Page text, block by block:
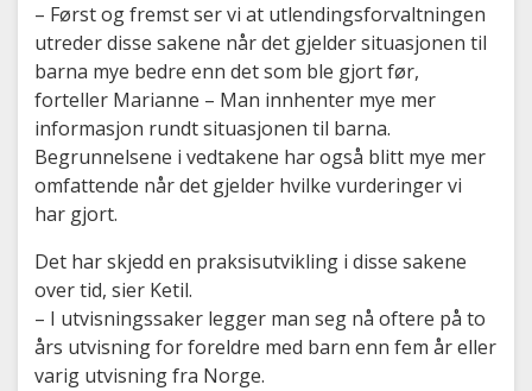
– Først og fremst ser vi at utlendingsforvaltningen
utreder disse sakene når det gjelder situasjonen til
barna mye bedre enn det som ble gjort før,
forteller Marianne – Man innhenter mye mer
informasjon rundt situasjonen til barna.
Begrunnelsene i vedtakene har også blitt mye mer
omfattende når det gjelder hvilke vurderinger vi
har gjort.
Det har skjedd en praksisutvikling i disse sakene
over tid, sier Ketil.
– I utvisningssaker legger man seg nå oftere på to
års utvisning for foreldre med barn enn fem år eller
varig utvisning fra Norge.